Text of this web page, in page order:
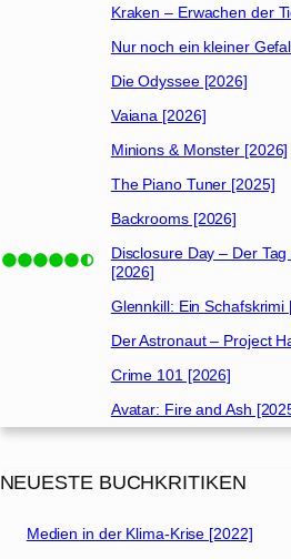
Kraken – Erwachen der
Nur noch ein kleiner
Die Odyssee [2026]
Vaiana [2026]
Minions & Monster [2026]
The Piano Tuner [2025]
Backrooms [2026]
Disclosure Day – Der
[2026]
Glennkill: Ein Schafskrimi
Der Astronaut – Project
Crime 101 [2026]
Avatar: Fire and Ash
NEUESTE BUCHKRITIKEN
Medien in der Klima-Krise [2022]